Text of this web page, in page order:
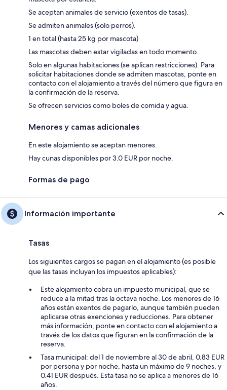
Se aceptan animales de servicio (exentos de tasas).
Se admiten animales (solo perros).
1 en total (hasta 25 kg por mascota)
Las mascotas deben estar vigiladas en todo momento.
Solo en algunas habitaciones (se aplican restricciones). Para
solicitar habitaciones donde se admiten mascotas, ponte en
contacto con el alojamiento a través del número que figura en
la confirmación de la reserva.
Se ofrecen servicios como boles de comida y agua.
Menores y camas adicionales
En este alojamiento se aceptan menores.
Hay cunas disponibles por 3.0 EUR por noche.
Formas de pago
Información importante
Tasas
Los siguientes cargos se pagan en el alojamiento (es posible
que las tasas incluyan los impuestos aplicables):
Este alojamiento cobra un impuesto municipal, que se
reduce a la mitad tras la octava noche. Los menores de 16
años están exentos de pagarlo, aunque también pueden
aplicarse otras exenciones y reducciones. Para obtener
más información, ponte en contacto con el alojamiento a
través de los datos que figuran en la confirmación de la
reserva.
Tasa municipal: del 1 de noviembre al 30 de abril, 0.83 EUR
por persona y por noche, hasta un máximo de 9 noches, y
0.41 EUR después. Esta tasa no se aplica a menores de 16
años.